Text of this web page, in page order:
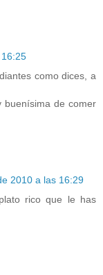
como dices, a
buenísima de comer
2010 a las 16:29
rico que le has